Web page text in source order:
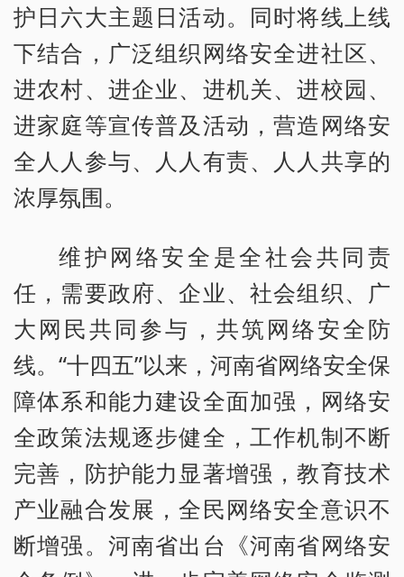
护日六大主题日活动。同时将线上线
下结合，广泛组织网络安全进社区、
进农村、进企业、进机关、进校园、
进家庭等宣传普及活动，营造网络安
全人人参与、人人有责、人人共享的
浓厚氛围。
维护网络安全是全社会共同责
任，需要政府、企业、社会组织、广
大网民共同参与，共筑网络安全防
线。“十四五”以来，河南省网络安全保
障体系和能力建设全面加强，网络安
全政策法规逐步健全，工作机制不断
完善，防护能力显著增强，教育技术
产业融合发展，全民网络安全意识不
断增强。河南省出台《河南省网络安